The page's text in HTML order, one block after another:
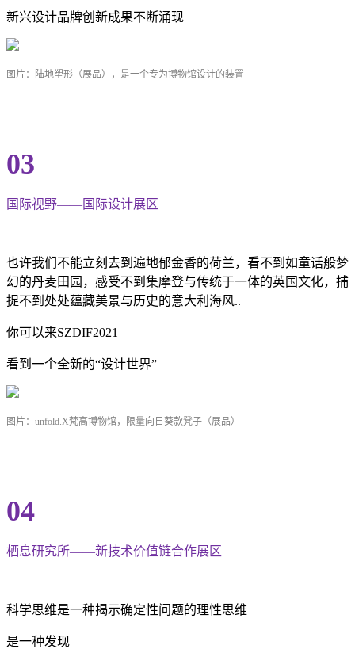
新兴设计品牌创新成果不断涌现
图片：陆地塑形（展品），是一个专为博物馆设计的装置
03
国际视野——国际设计展区
也许我们不能立刻去到遍地郁金香的荷兰，看不到如童话般梦
幻的丹麦田园，感受不到集摩登与传统于一体的英国文化，捕
捉不到处处蕴藏美景与历史的意大利海风..
你可以来SZDIF2021
看到一个全新的“设计世界”
图片：unfold.X梵高博物馆，限量向日葵款凳子（展品）
04
栖息研究所——新技术价值链合作展区
科学思维是一种揭示确定性问题的理性思维
是一种发现